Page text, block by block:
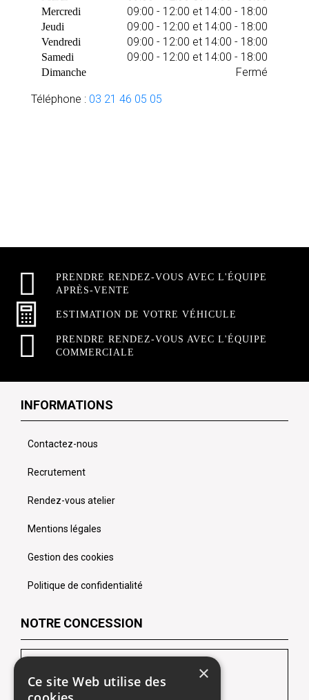
Mercredi 09:00 - 12:00 et 14:00 - 18:00
Jeudi 09:00 - 12:00 et 14:00 - 18:00
Vendredi 09:00 - 12:00 et 14:00 - 18:00
Samedi 09:00 - 12:00 et 14:00 - 18:00
Dimanche Fermé
Téléphone : 03 21 46 05 05
PRENDRE RENDEZ-VOUS AVEC L'ÉQUIPE
APRÈS-VENTE
ESTIMATION DE VOTRE VÉHICULE
PRENDRE RENDEZ-VOUS AVEC L'ÉQUIPE
COMMERCIALE
INFORMATIONS
Contactez-nous
Recrutement
Rendez-vous atelier
Mentions légales
Gestion des cookies
Politique de confidentialité
NOTRE CONCESSION
LES CHEVRONS SOFIDA Lens
102 Route de Lille
×
Ce site Web utilise des